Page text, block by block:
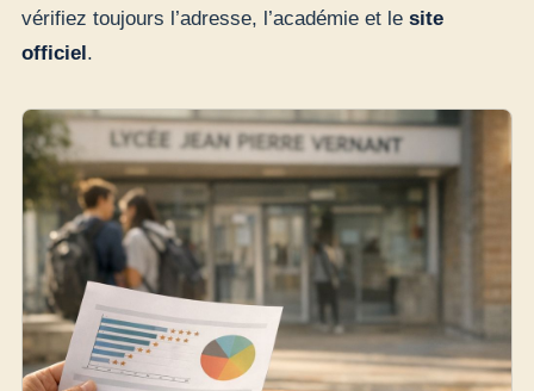
vérifiez toujours l’adresse, l’académie et le site
officiel .